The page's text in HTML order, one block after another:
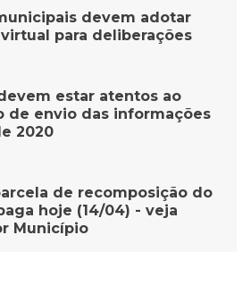
devem adotar
para deliberações
estar atentos ao
de envio das informações
2020
de recomposição do
hoje (14/04) - veja
Município